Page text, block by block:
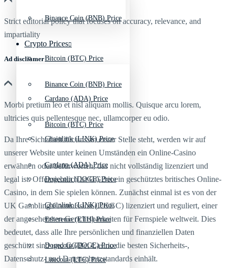
Binance Coin (BNB) Price
Bitcoin (BTC) Price
Cardano (ADA) Price
Chainlink (LINK) Price
Dogecoin (DOGE) Price
Ethereum (ETH) Price
Litecoin (LTC) Price
Crypto Prices
Binance Coin (BNB) Price
Bitcoin (BTC) Price
Cardano (ADA) Price
Chainlink (LINK) Price
Dogecoin (DOGE) Price
Strict editorial policy that focuses on accuracy, relevance, and
impartiality
Ad discliamer
Morbi pretium leo et nisl aliquam mollis. Quisque arcu lorem,
ultricies quis pellentesque nec, ullamcorper eu odio.
Da Ihre Sicherheit für uns an erster Stelle steht, werden wir auf
unserer Website unter keinen Umständen ein Online-Casino
erwähnen oder befürworten, das nicht vollständig lizenziert und
legal ist. Offensichtlich ist GGBet ein geschütztes britisches Online-
Casino, in dem Sie spielen können. Zunächst einmal ist es von der
UK Gambling Commission (UKGC) lizenziert und reguliert, einer
der angesehensten Gerichtsbarkeiten für Fernspiele weltweit. Dies
bedeutet, dass alle Ihre persönlichen und finanziellen Daten
geschützt sind und GGBet Casino die besten Sicherheits-,
Datenschutz- und Datenschutzstandards einhält.